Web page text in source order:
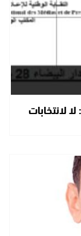
لانتخابات